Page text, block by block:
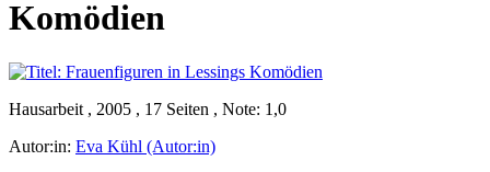
Komödien
Hausarbeit , 2005 , 17 Seiten , Note: 1,0
Autor:in: Eva Kühl (Autor:in)